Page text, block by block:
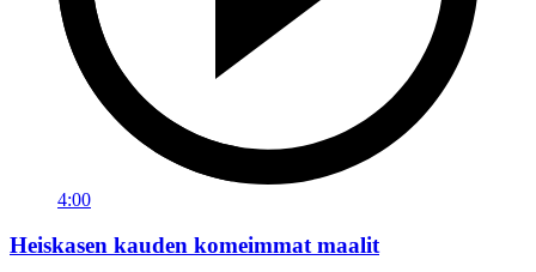
4:00
Heiskasen kauden komeimmat maalit